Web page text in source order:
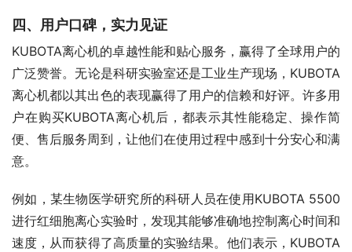
四、用户口碑，实力见证
KUBOTA离心机的卓越性能和贴心服务，赢得了全球用户的
广泛赞誉。无论是科研实验室还是工业生产现场，KUBOTA
离心机都以其出色的表现赢得了用户的信赖和好评。许多用
户在购买KUBOTA离心机后，都表示其性能稳定、操作简
便、售后服务周到，让他们在使用过程中感到十分安心和满
意。
例如，某生物医学研究所的科研人员在使用KUBOTA 5500
进行红细胞离心实验时，发现其能够准确地控制离心时间和
速度，从而获得了高质量的实验结果。他们表示，KUBOTA